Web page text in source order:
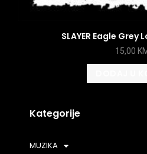
Kategorije
MUZIKA
SLAYER Eagle Grey
15,00